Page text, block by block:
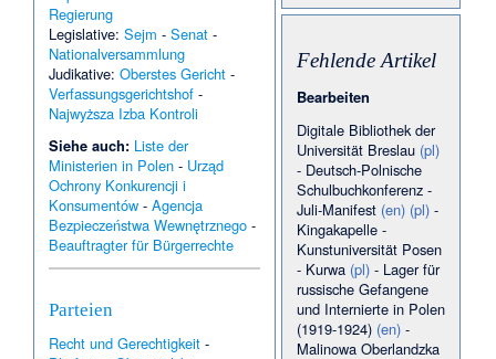
Regierung
Legislative:Sejm -Senat -
Nationalversammlung
Judikative:Oberstes Gericht -
Verfassungsgerichtshof -
Najwyższa Izba Kontroli
Siehe auch: Liste der
Ministerien in Polen - Urząd
Ochrony Konkurencji i
Konsumentów -Agencja
Bezpieczeństwa Wewnętrznego -
Beauftragter für Bürgerrechte
Parteien
Recht und Gerechtigkeit -
Jekaterina Jurjewna
09.01. Potulicki Angèle Hug
Brzeziniak (Braniewo)·Jerzy
Lipka (Dolice)·
Zagonczyk·Rydzówka
(Braniewo)• 08.01. Szyleny·
Orlęta-Gedenkabzeichen
Danuta Bułkowska·
Płoszkowo (Dolice)•07.01.
Pjotr Wassiljewitsch Nikolski
Szalmia·Adolf Sylvius von
Ohlen und Adlerscron·
Brzezina (Dolice)·Ernst
Moering· Gustawa Jarecka
Henry Rosovsky·Józefowo
(Braniewo)·Kimberley
Woods·Palais Aichinger
Synagoge (Janów Sokólski)
Fehlende Artikel
Bearbeiten
Digitale Bibliothek der
Universität Breslau (pl)
- Deutsch-Polnische
Schulbuchkonferenz -
Juli-Manifest (en) (pl) -
Kingakapelle -
Kunstuniversität Posen
- Kurwa (pl) - Lager für
russische Gefangene
und Internierte in Polen
(1919-1924) (en) -
Malinowa Oberlandzka